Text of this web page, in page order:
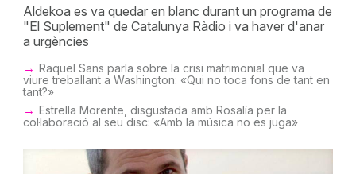
Aldekoa es va quedar en blanc durant un programa de
"El Suplement" de Catalunya Ràdio i va haver d'anar
a urgències
Raquel Sans parla sobre la crisi matrimonial que va
viure treballant a Washington: «Qui no toca fons de tant en
tant?»
Estrella Morente, disgustada amb Rosalía per la
col·laboració al seu disc: «Amb la música no es juga»